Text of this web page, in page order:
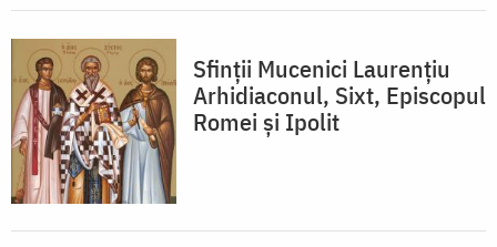
Sfinții Mucenici Laurențiu
Arhidiaconul, Sixt, Episcopul
Romei și Ipolit